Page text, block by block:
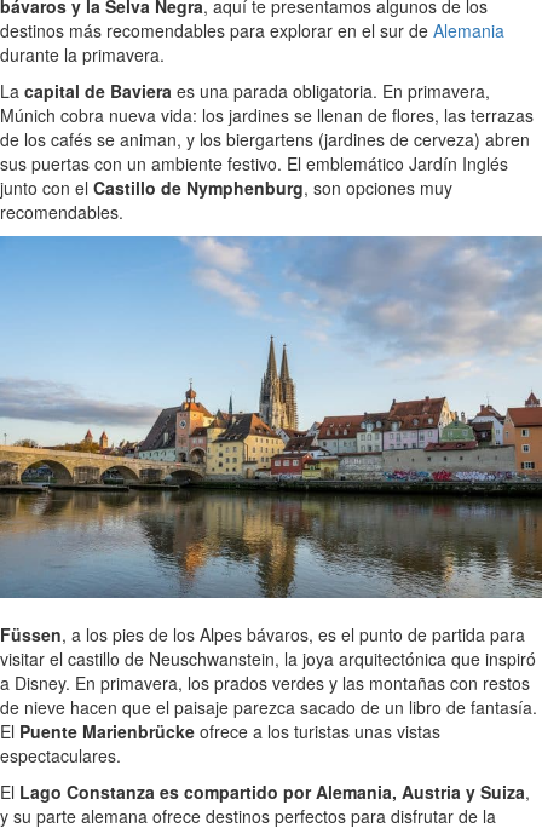
bávaros y la Selva Negra, aquí te presentamos algunos de los
destinos más recomendables para explorar en el sur de Alemania
durante la primavera.
La capital de Baviera es una parada obligatoria. En primavera,
Múnich cobra nueva vida: los jardines se llenan de flores, las terrazas
de los cafés se animan, y los biergartens (jardines de cerveza) abren
sus puertas con un ambiente festivo. El emblemático Jardín Inglés
junto con el Castillo de Nymphenburg, son opciones muy
recomendables.
Füssen, a los pies de los Alpes bávaros, es el punto de partida para
visitar el castillo de Neuschwanstein, la joya arquitectónica que inspiró
a Disney. En primavera, los prados verdes y las montañas con restos
de nieve hacen que el paisaje parezca sacado de un libro de fantasía.
El Puente Marienbrücke ofrece a los turistas unas vistas
espectaculares.
El Lago Constanza es compartido por Alemania, Austria y Suiza,
y su parte alemana ofrece destinos perfectos para disfrutar de la